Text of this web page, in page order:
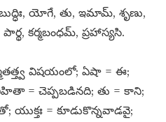
యోగే, తు, ఇమామ్​, శృణు,
కర్మబంధమ్​, ప్రహాస్యసి.
విషయంలో; ఏషా = ఈ;
= చెప్పబడినది; తు = కాని;
యుక్తః = కూడుకొన్నవాడవై;